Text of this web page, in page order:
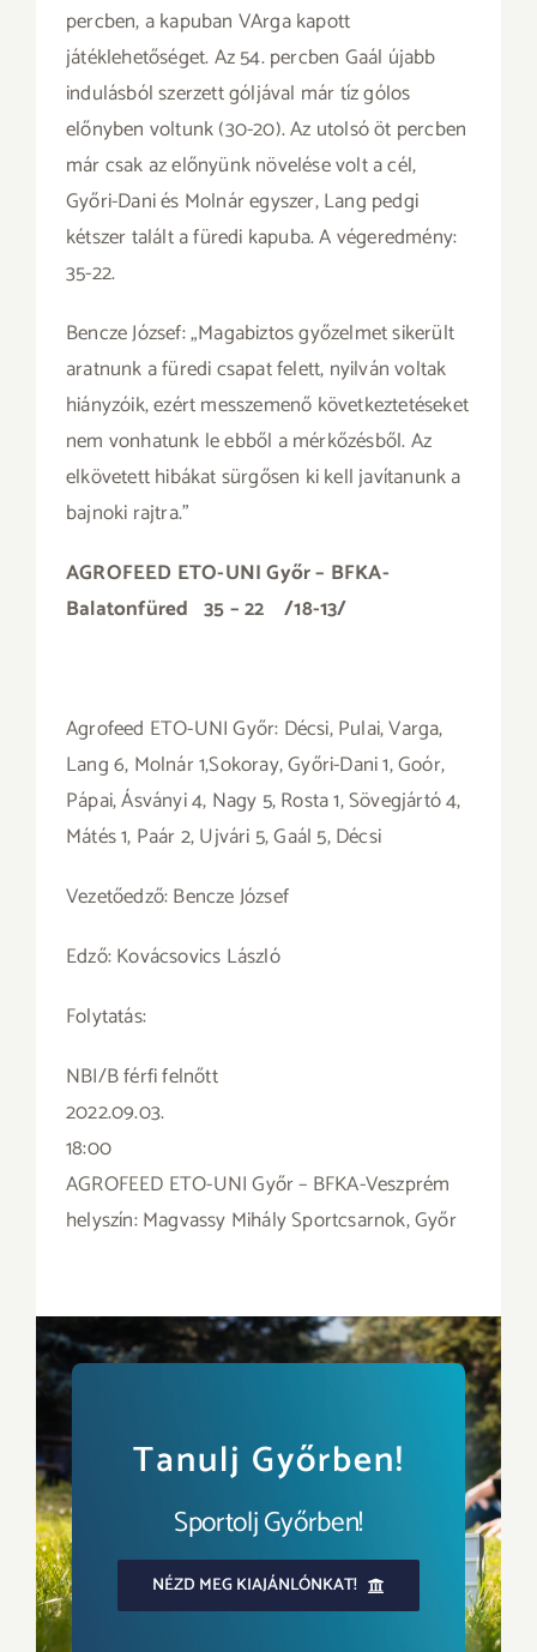
percben, a kapuban VArga kapott
játéklehetőséget. Az 54. percben Gaál újabb
indulásból szerzett góljával már tíz gólos
előnyben voltunk (30-20). Az utolsó öt percben
már csak az előnyünk növelése volt a cél,
Győri-Dani és Molnár egyszer, Lang pedgi
kétszer talált a füredi kapuba. A végeredmény:
35-22.
Bencze József: „Magabiztos győzelmet sikerült
aratnunk a füredi csapat felett, nyilván voltak
hiányzóik, ezért messzemenő következtetéseket
nem vonhatunk le ebből a mérkőzésből. Az
elkövetett hibákat sürgősen ki kell javítanunk a
bajnoki rajtra.”
AGROFEED ETO-UNI Győr – BFKA-
Balatonfüred 35 – 22 /18-13/
Agrofeed ETO-UNI Győr: Décsi, Pulai, Varga,
Lang 6, Molnár 1,Sokoray, Győri-Dani 1, Goór,
Pápai, Ásványi 4, Nagy 5, Rosta 1, Sövegjártó 4,
Mátés 1, Paár 2, Ujvári 5, Gaál 5, Décsi
Vezetőedző: Bencze József
Edző: Kovácsovics László
Folytatás:
NBI/B férfi felnőtt
2022.09.03.
18:00
AGROFEED ETO-UNI Győr – BFKA-Veszprém
helyszín: Magvassy Mihály Sportcsarnok, Győr
Tanulj Győrben!
Sportolj Győrben!
NÉZD MEG KIAJÁNLÓNKAT!